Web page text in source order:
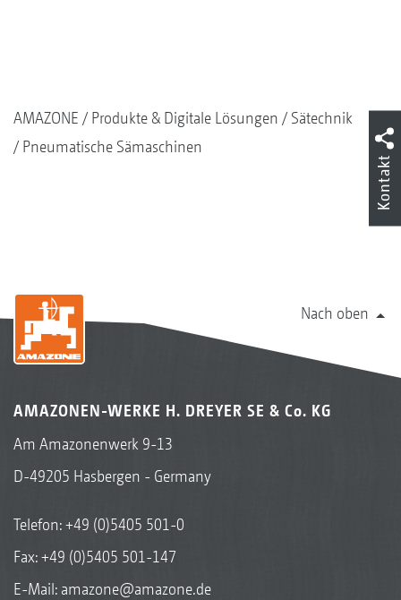
AMAZONE Produkte & Digitale Lösungen
Sätechnik
Pneumatische Sämaschinen
Nach oben
AMAZONEN-WERKE H. DREYER SE & Co. KG
Am Amazonenwerk 9-13
D-49205 Hasbergen - Germany
Telefon:+49 (0)5405 501-0
Fax: +49 (0)5405 501-147
E-Mail: amazone@amazone.de
Kontakt